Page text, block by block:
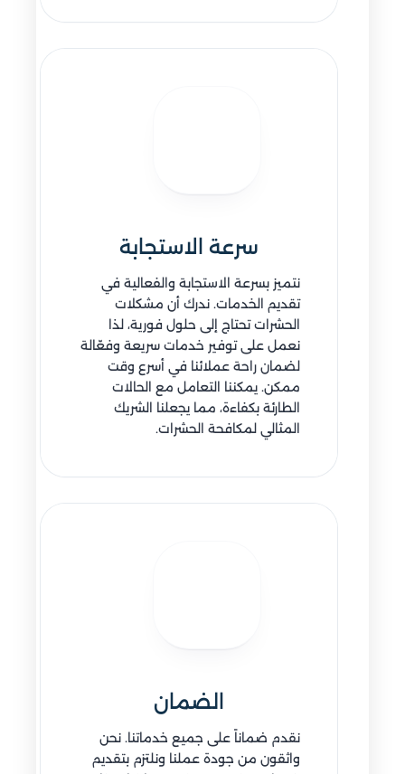
سرعة الاستجابة
نتميز بسرعة الاستجابة والفعالية في
تقديم الخدمات. ندرك أن مشكلات
الحشرات تحتاج إلى حلول فورية، لذا
نعمل على توفير خدمات سريعة وفعّالة
لضمان راحة عملائنا في أسرع وقت
ممكن. يمكننا التعامل مع الحالات
الطارئة بكفاءة، مما يجعلنا الشريك
المثالي لمكافحة الحشرات.
الضمان
نقدم ضماناً على جميع خدماتنا. نحن
واثقون من جودة عملنا ونلتزم بتقديم